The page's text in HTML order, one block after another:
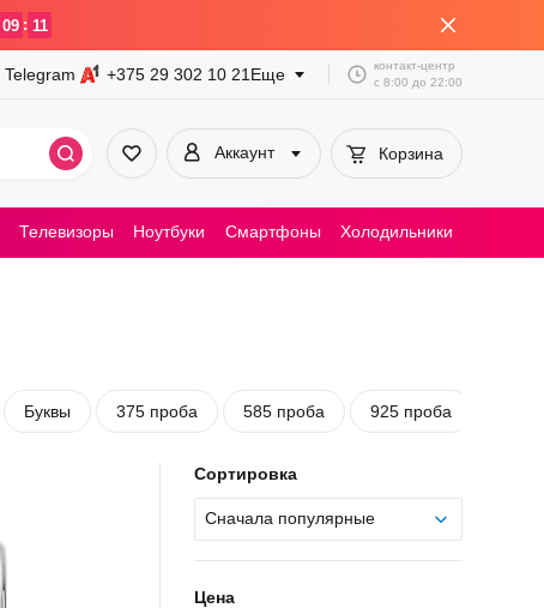
09 : 11
Telegram +375 29 302 10 21 Еще
контакт-центр
с 8:00 до 22:00
Аккаунт Корзина
Телевизоры Ноутбуки Смартфоны Холодильники
Буквы 375 проба 585 проба 925 проба
Сортировка
Сначала популярные
Цена